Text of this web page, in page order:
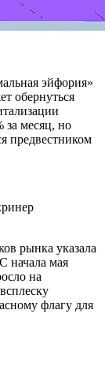
эйфория»
обернуться
за месяц, но
предвестником
рынка указала
начала мая
на
флагу для